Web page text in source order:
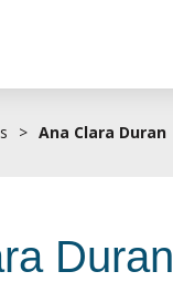
> Ana Clara Duran
Duran